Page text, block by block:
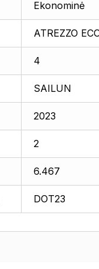
Ekonominė
ATREZZO
4
SAILUN
2023
2
6.467
DOT23